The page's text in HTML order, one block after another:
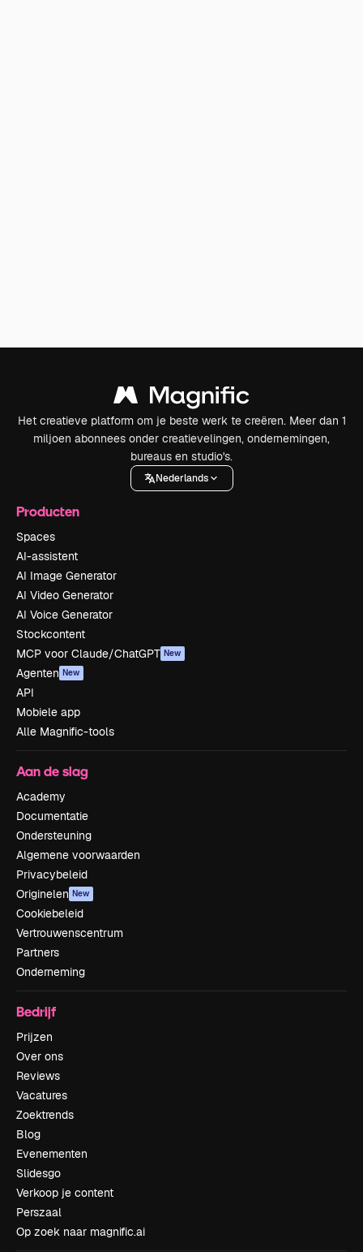
Het creatieve platform om je beste werk te creëren. Meer dan 1
miljoen abonnees onder creatievelingen, ondernemingen,
bureaus en studio's.
Nederlands
Producten
Spaces
AI-assistent
AI Image Generator
AI Video Generator
AI Voice Generator
Stockcontent
MCP voor Claude/ChatGPT New
Agenten New
API
Mobiele app
Alle Magnific-tools
Aan de slag
Academy
Documentatie
Ondersteuning
Algemene voorwaarden
Privacybeleid
Originelen New
Cookiebeleid
Vertrouwenscentrum
Partners
Onderneming
Bedrijf
Prijzen
Over ons
Reviews
Vacatures
Zoektrends
Blog
Evenementen
Slidesgo
Verkoop je content
Perszaal
Op zoek naar magnific.ai